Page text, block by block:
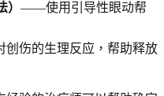
——使用引导性眼动帮
伤的生理反应，帮助释放